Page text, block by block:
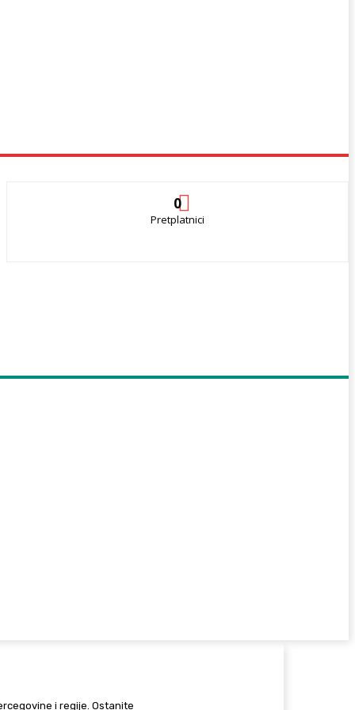
0
Pretplatnici
i regije. Ostanite